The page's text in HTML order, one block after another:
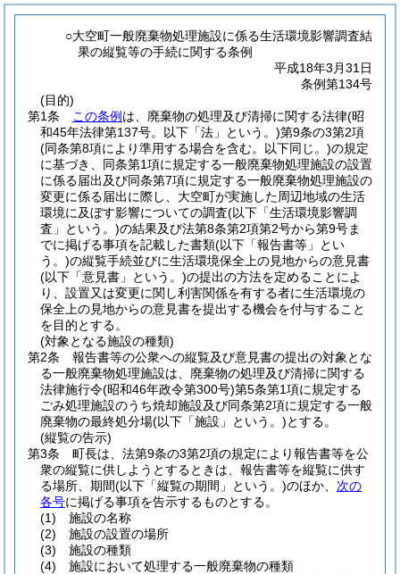
○大空町一般廃棄物処理施設に係る生活環境影響調査結
果の縦覧等の手続に関する条例
平成18年3月31日
条例第134号
(目的)
第1条
この条例 は、廃棄物の処理及び清掃に関する法律(昭
和45年法律第137号。以下「法」という。)第9条の3第2項
(同条第8項により準用する場合を含む。以下同じ。)の規定
に基づき、同条第1項に規定する一般廃棄物処理施設の設置
に係る届出及び同条第7項に規定する一般廃棄物処理施設の
変更に係る届出に際し、大空町が実施した周辺地域の生活
環境に及ぼす影響についての調査(以下「生活環境影響調
査」という。)の結果及び法第8条第2項第2号から第9号ま
でに掲げる事項を記載した書類(以下「報告書等」とい
う。)の縦覧手続並びに生活環境保全上の見地からの意見書
(以下「意見書」という。)の提出の方法を定めることによ
り、設置又は変更に関し利害関係を有する者に生活環境の
保全上の見地からの意見書を提出する機会を付与すること
を目的とする。
(対象となる施設の種類)
第2条
報告書等の公衆への縦覧及び意見書の提出の対象とな
る一般廃棄物処理施設は、廃棄物の処理及び清掃に関する
法律施行令(昭和46年政令第300号)第5条第1項に規定する
ごみ処理施設のうち焼却施設及び同条第2項に規定する一般
廃棄物の最終処分場(以下「施設」という。)とする。
(縦覧の告示)
第3条
町長は、法第9条の3第2項の規定により報告書等を公
衆の縦覧に供しようとするときは、報告書等を縦覧に供す
る場所、期間(以下「縦覧の期間」という。)のほか、 次の
各号に掲げる事項を告示するものとする。
(1)
施設の名称
(2)
施設の設置の場所
(3)
施設の種類
(4)
施設において処理する一般廃棄物の種類